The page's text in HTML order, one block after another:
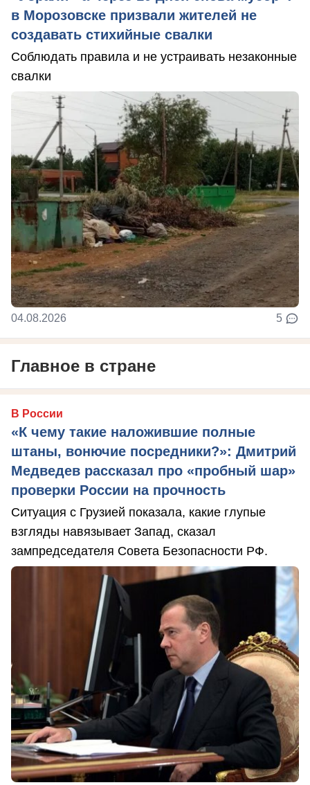
в Морозовске призвали жителей не
создавать стихийные свалки
Соблюдать правила и не устраивать незаконные
свалки
04.08.2026 5
Главное в стране
В России
«К чему такие наложившие полные
штаны, вонючие посредники?»: Дмитрий
Медведев рассказал про «пробный шар»
проверки России на прочность
Ситуация с Грузией показала, какие глупые
взгляды навязывает Запад, сказал
зампредседателя Совета Безопасности РФ.